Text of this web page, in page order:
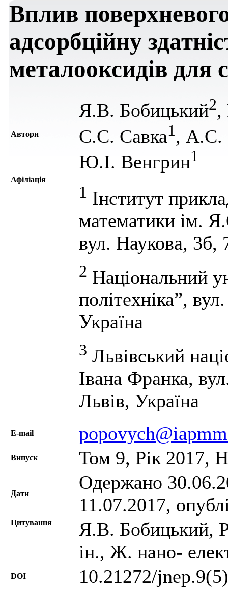
Вплив
адсорбційну
металооксидів для
Автори
Я.В. Бобицький2,
С.С. Савка1 , А.С.
Ю.І. Венгрин1
Афіліація
1 Інститут
математики ім.
вул. Наукова, 3б,
2 Національний
політехніка”,
Україна
3 Львівський
Івана Франка,
Львів, Україна
Е-mail
Випуск Том 9, Рік 2017,
Дати
Одержано
11.07.2017,
Цитування
Я.В. Бобицький,
ін., Ж. нано-
DOI 10.21272/